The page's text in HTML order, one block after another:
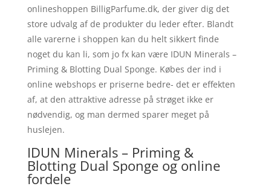
onlineshoppen BilligParfume.dk, der giver dig det
store udvalg af de produkter du leder efter. Blandt
alle varerne i shoppen kan du helt sikkert finde
noget du kan li, som jo fx kan være IDUN Minerals –
Priming & Blotting Dual Sponge. Købes der ind i
online webshops er priserne bedre- det er effekten
af, at den attraktive adresse på strøget ikke er
nødvendig, og man dermed sparer meget på
huslejen.
IDUN Minerals – Priming &
Blotting Dual Sponge og online
fordele